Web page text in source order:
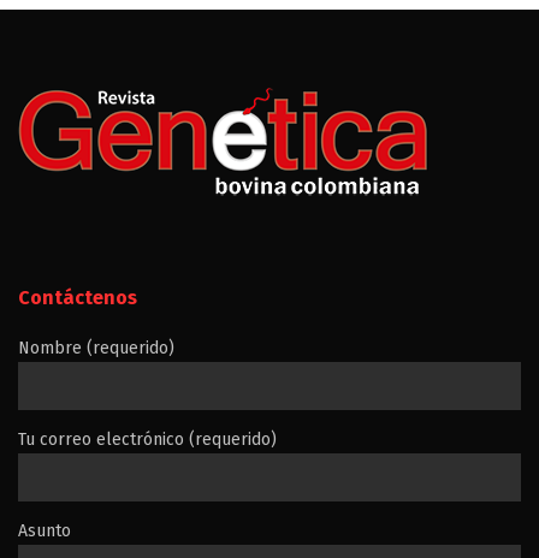
Contáctenos
Nombre (requerido)
Tu correo electrónico (requerido)
Asunto